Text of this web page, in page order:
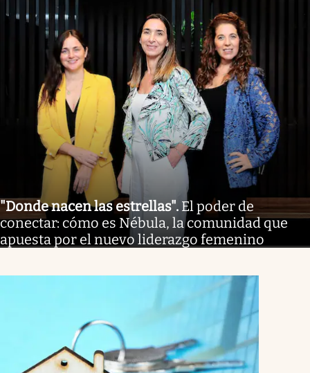
"Donde nacen las estrellas". El poder de
conectar: cómo es Nébula, la comunidad que
apuesta por el nuevo liderazgo femenino